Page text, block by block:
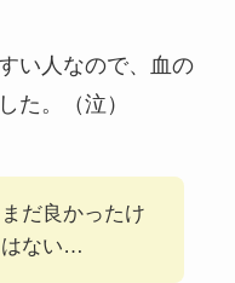
い人なので、血の
た。（泣）
だ良かったけ
はない…